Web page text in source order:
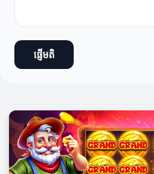
ផ្ញើមតិ